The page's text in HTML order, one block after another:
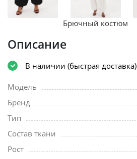
Брючный костюм
Описание
В наличии (быстрая доставка)
Модель
Бренд
Тип
Состав ткани
Рост